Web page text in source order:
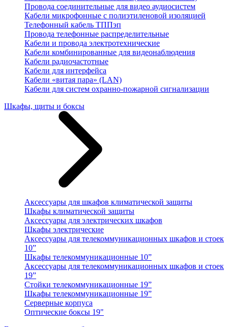
Провода соединительные для видео аудиосистем
Кабели микрофонные с полиэтиленовой изоляцией
Телефонный кабель ТППэп
Провода телефонные распределительные
Кабели и провода электротехнические
Кабели комбинированные для видеонаблюдения
Кабели радиочастотные
Кабели для интерфейса
Кабели «витая пара» (LAN)
Кабели для систем охранно-пожарной сигнализации
Шкафы, щиты и боксы
Аксессуары для шкафов климатической защиты
Шкафы климатической защиты
Аксессуары для электрических шкафов
Шкафы электрические
Аксессуары для телекоммуникационных шкафов и стоек
10”
Шкафы телекоммуникационные 10”
Аксессуары для телекоммуникационных шкафов и стоек
19”
Стойки телекоммуникационные 19”
Шкафы телекоммуникационные 19”
Серверные корпуса
Оптические боксы 19"